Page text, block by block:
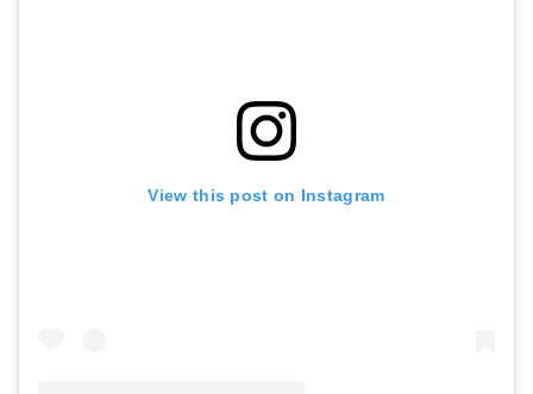
View this post on Instagram